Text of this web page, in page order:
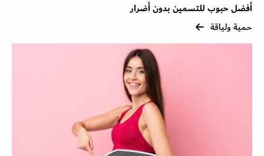
أفضل حبوب للتسمين بدون أضرار
حمية ولياقة